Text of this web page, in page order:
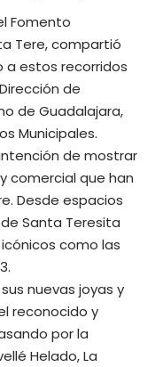
Fomento
Tere, compartió
a estos recorridos
de
de Guadalajara,
Municipales.
de mostrar
comercial que han
Desde espacios
Santa Teresita
como las
nuevas joyas y
reconocido y
por la
Helado, La